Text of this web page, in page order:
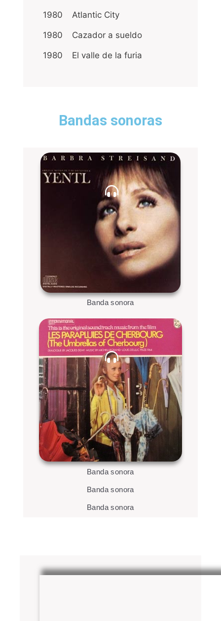
1980 Atlantic City
1980 Cazador a sueldo
1980 El valle de la furia
Bandas sonoras
Banda sonora
Banda sonora
Banda sonora
Banda sonora